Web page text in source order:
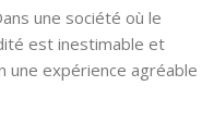
une société où le
est inestimable et
une expérience agréable